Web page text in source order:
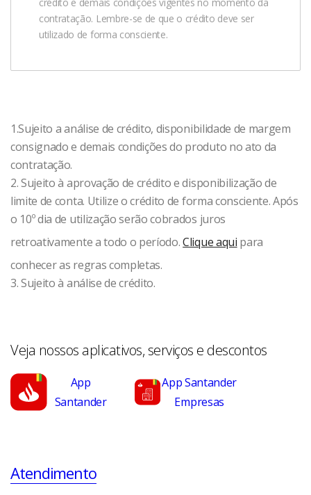
crédito e demais condições vigentes no momento da
contratação. Lembre-se de que o crédito deve ser
utilizado de forma consciente.
1.Sujeito a análise de crédito, disponibilidade de margem
consignado e demais condições do produto no ato da
contratação.
2. Sujeito à aprovação de crédito e disponibilização de
limite de conta. Utilize o crédito de forma consciente. Após
o 10º dia de utilização serão cobrados juros
retroativamente a todo o período.Clique aqui para
conhecer as regras completas.
3. Sujeito à análise de crédito.
Veja nossos aplicativos, serviços e descontos
App
Santander
App Santander
Empresas
Atendimento